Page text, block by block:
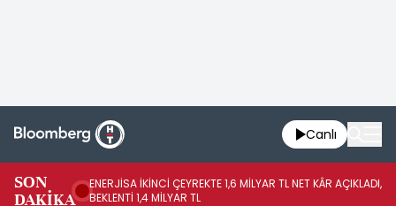
Canlı
SON
DAKİKA
ENERJİSA İKİNCİ ÇEYREKTE 1,6 MİLYAR TL NET KÂR AÇIKLADI,
BEKLENTİ 1,4 MİLYAR TL